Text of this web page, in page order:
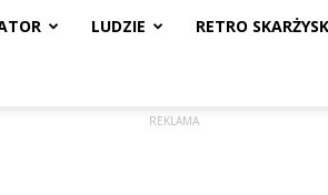
LUDZIE RETRO
REKLAMA